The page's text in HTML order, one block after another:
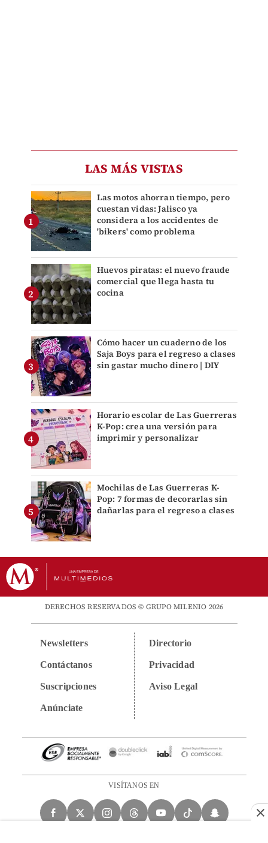
LAS MÁS VISTAS
Las motos ahorran tiempo, pero
cuestan vidas: Jalisco ya
considera a los accidentes de
'bikers' como problema
Huevos piratas: el nuevo fraude
comercial que llega hasta tu
cocina
Cómo hacer un cuaderno de los
Saja Boys para el regreso a clases
sin gastar mucho dinero | DIY
Horario escolar de Las Guerreras
K-Pop: crea una versión para
imprimir y personalizar
Mochilas de Las Guerreras K-
Pop: 7 formas de decorarlas sin
dañarlas para el regreso a clases
DERECHOS RESERVADOS © GRUPO MILENIO 2026
Newsletters
Contáctanos
Suscripciones
Anúnciate
Directorio
Privacidad
Aviso Legal
VISÍTANOS EN